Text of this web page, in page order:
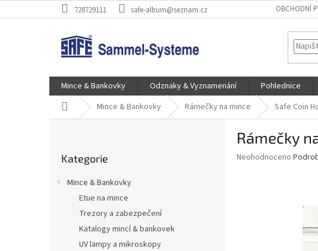
na
728729111 safe-album@seznam.cz OBCHODNÍ
Mince & Bankovky Odznaky & Vyznamenání Pohlednice
Domů Mince & Bankovky Rámečky na mince Safe Coin
kategorie
Kategorie
Mince & Bankovky
Etue na mince
Trezory a zabezpečení
Katalogy mincí & bankovek
UV lampy a mikroskopy
Rámečky
Průměrné
Neohodnoceno